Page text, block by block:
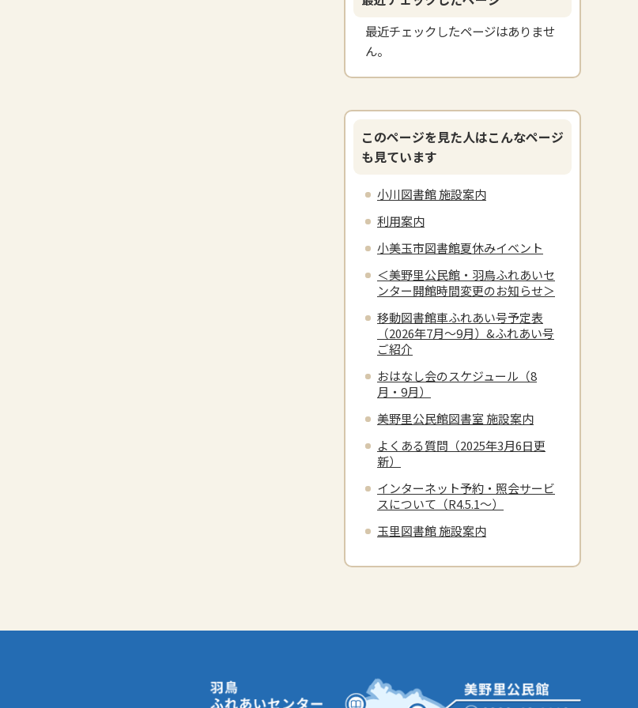
最近チェックしたページはありませ
ん。
このページを見た人はこんなページ
も見ています
小川図書館 施設案内
利用案内
小美玉市図書館夏休みイベント
＜美野里公民館・羽鳥ふれあいセ
ンター開館時間変更のお知らせ＞
移動図書館車ふれあい号予定表
（2026年7月～9月）&ふれあい号
ご紹介
おはなし会のスケジュール（8
月・9月）
美野里公民館図書室 施設案内
よくある質問（2025年3月6日更
新）
インターネット予約・照会サービ
スについて（R4.5.1～）
玉里図書館 施設案内